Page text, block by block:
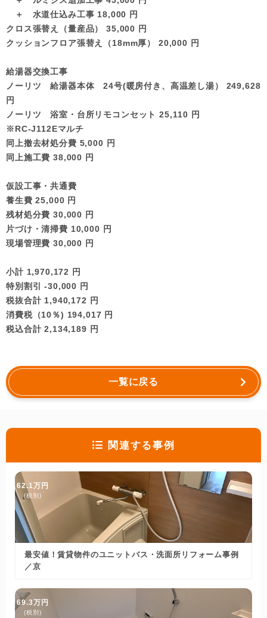
＋ 水道仕込み工事 18,000 円
クロス張替え（量産品） 35,000 円
クッションフロア張替え（18mm厚） 20,000 円
給湯器交換工事
ノーリツ 給湯器本体 24号(暖房付き、高温差し湯） 249,628
円
ノーリツ 浴室・台所リモコンセット 25,110 円
※RC-J112Eマルチ
同上撤去材処分費 5,000 円
同上施工費 38,000 円
仮設工事・共通費
養生費 25,000 円
残材処分費 30,000 円
片づけ・清掃費 10,000 円
現場管理費 30,000 円
小計 1,970,172 円
特別割引 -30,000 円
税抜合計 1,940,172 円
消費税（10％) 194,017 円
税込合計 2,134,189 円
一覧に戻る
関連する事例
62.1万円
(税別)
最安値！賃貸物件のユニットバス・洗面所リフォーム事例
／京
69.3万円
(税別)